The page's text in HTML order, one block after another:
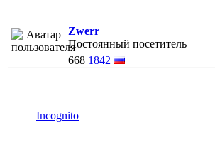
Zwerr
Постоянный посетитель
668 1842
Incognito